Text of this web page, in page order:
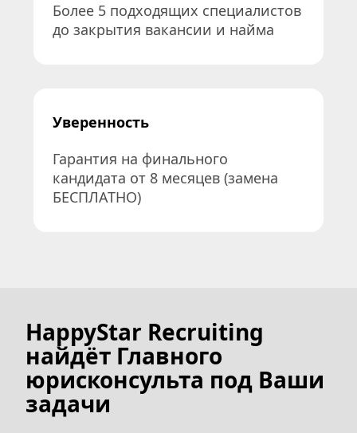
Более 5 подходящих специалистов
до закрытия вакансии и найма
Уверенность
Гарантия на финального
кандидата от 8 месяцев (замена
БЕСПЛАТНО)
HappyStar Recruiting
найдёт Главного
юрисконсульта под Ваши
задачи